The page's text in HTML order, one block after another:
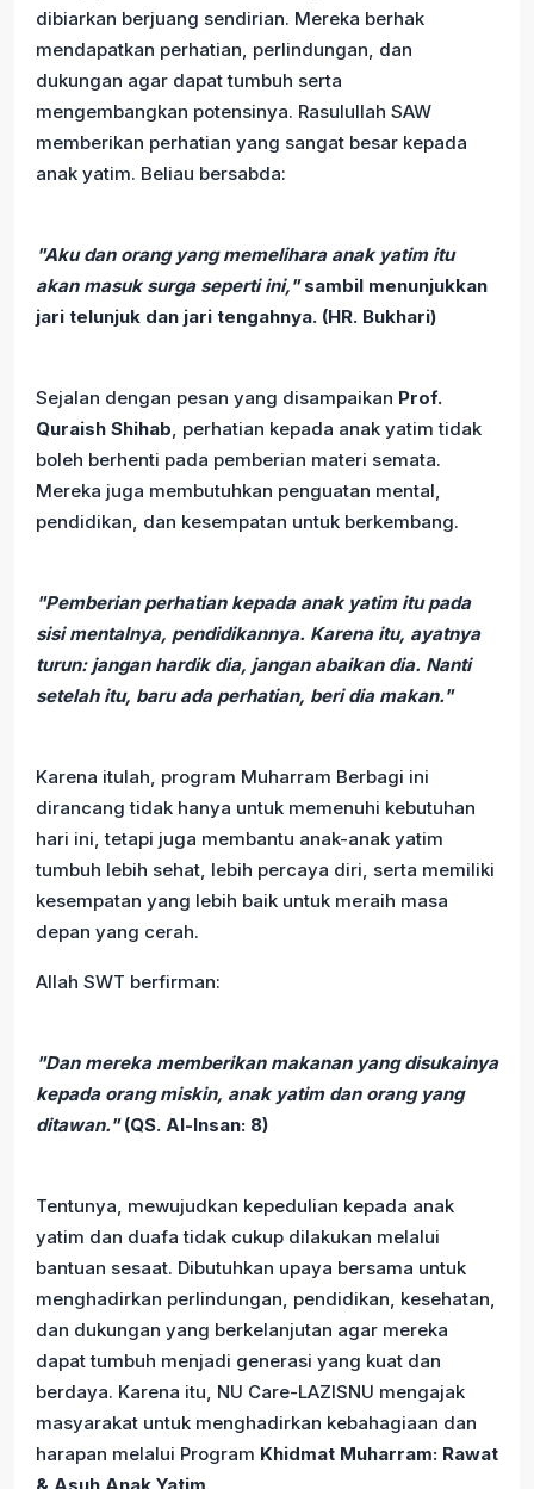
dibiarkan berjuang sendirian. Mereka berhak
mendapatkan perhatian, perlindungan, dan
dukungan agar dapat tumbuh serta
mengembangkan potensinya. Rasulullah SAW
memberikan perhatian yang sangat besar kepada
anak yatim. Beliau bersabda:
"Aku dan orang yang memelihara anak yatim itu
akan masuk surga seperti ini,"sambil menunjukkan
jari telunjuk dan jari tengahnya. (HR. Bukhari)
Sejalan dengan pesan yang disampaikan Prof.
Quraish Shihab, perhatian kepada anak yatim tidak
boleh berhenti pada pemberian materi semata.
Mereka juga membutuhkan penguatan mental,
pendidikan, dan kesempatan untuk berkembang.
"Pemberian perhatian kepada anak yatim itu pada
sisi mentalnya, pendidikannya. Karena itu, ayatnya
turun: jangan hardik dia, jangan abaikan dia. Nanti
setelah itu, baru ada perhatian, beri dia makan."
Karena itulah, program Muharram Berbagi ini
dirancang tidak hanya untuk memenuhi kebutuhan
hari ini, tetapi juga membantu anak-anak yatim
tumbuh lebih sehat, lebih percaya diri, serta memiliki
kesempatan yang lebih baik untuk meraih masa
depan yang cerah.
Allah SWT berfirman:
"Dan mereka memberikan makanan yang disukainya
kepada orang miskin, anak yatim dan orang yang
ditawan."(QS. Al-Insan: 8)
Tentunya, mewujudkan kepedulian kepada anak
yatim dan duafa tidak cukup dilakukan melalui
bantuan sesaat. Dibutuhkan upaya bersama untuk
menghadirkan perlindungan, pendidikan, kesehatan,
dan dukungan yang berkelanjutan agar mereka
dapat tumbuh menjadi generasi yang kuat dan
berdaya. Karena itu, NU Care-LAZISNU mengajak
masyarakat untuk menghadirkan kebahagiaan dan
harapan melalui Program Khidmat Muharram: Rawat